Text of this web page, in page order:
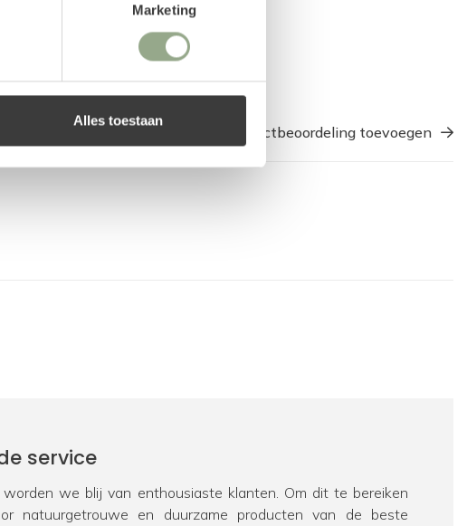
Marketing
Alles toestaan
Een productbeoordeling toevoegen
service
worden we blij van enthousiaste klanten. Om dit te bereiken
natuurgetrouwe en duurzame producten van de beste